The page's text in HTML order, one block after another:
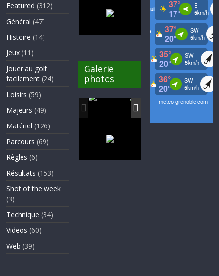
Featured (312)
Général (47)
Histoire (14)
Jeux (11)
Jouer au golf
facilement (24)
Loisirs (59)
Majeurs (49)
Matériel (126)
Parcours (69)
Règles (6)
Résultats (153)
Shot of the week
(3)
Technique (34)
Videos (60)
Web (39)
Galerie
photos